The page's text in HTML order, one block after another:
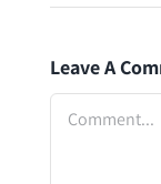
Leave A